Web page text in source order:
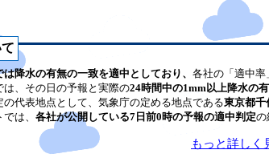
は降水の有無の一致を適中としており、 各社の「適中率
、その日の予報と実際の24時間中の1mm以上降水の有
代表地点として、気象庁の定める地点である東京都千
は、 各社が公開している7日前0時の予報の適中判定の
もっと詳しく